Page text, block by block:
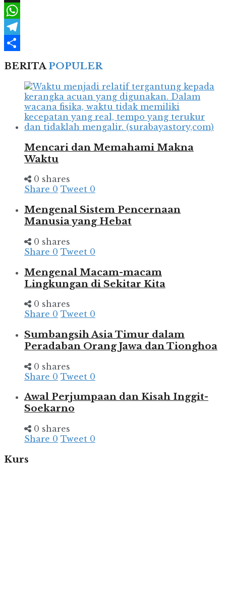
X
WhatsApp
Telegram
BERITAPOPULER
Mencari dan Memahami Makna
Waktu
0 shares
Share 0 Tweet 0
Mengenal Sistem Pencernaan
Manusia yang Hebat
0 shares
Share 0 Tweet 0
Mengenal Macam-macam
Lingkungan di Sekitar Kita
0 shares
Share 0 Tweet 0
Sumbangsih Asia Timur dalam
Peradaban Orang Jawa dan Tionghoa
0 shares
Share 0 Tweet 0
Awal Perjumpaan dan Kisah Inggit-
Soekarno
0 shares
Share 0 Tweet 0
Kurs